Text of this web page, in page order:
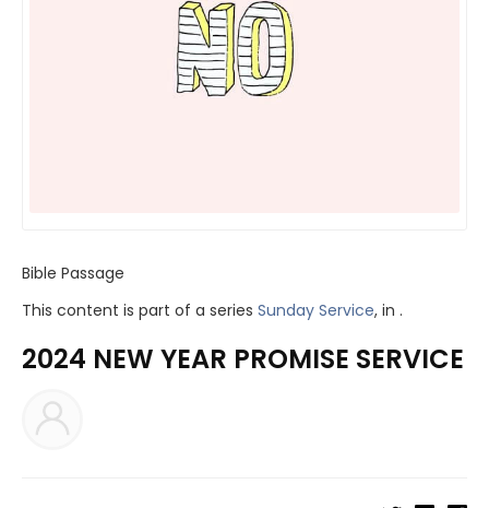
Bible Passage
This content is part of a series Sunday Service, in .
2024 NEW YEAR PROMISE SERVICE